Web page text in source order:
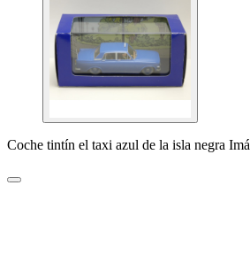
Coche tintín el taxi azul de la isla negra